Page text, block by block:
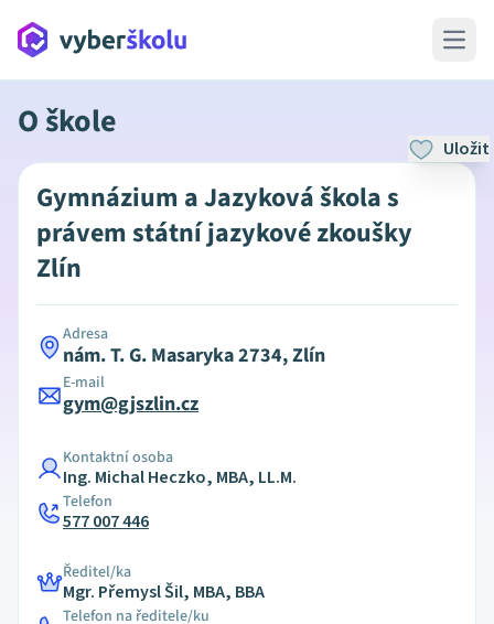
Open
O škole
Uložit
Gymnázium a Jazyková škola s
právem státní jazykové zkoušky
Zlín
Adresa
nám. T. G. Masaryka 2734, Zlín
E-mail
gym@gjszlin.cz
Kontaktní osoba
Ing. Michal Heczko, MBA, LL.M.
Telefon
577 007 446
Ředitel/ka
Mgr. Přemysl Šil, MBA, BBA
Telefon na ředitele/ku